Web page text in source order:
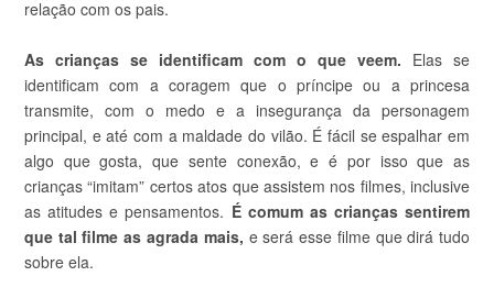
relação com os pais.
As crianças se identificam com o que veem. Elas se
identificam com a coragem que o príncipe ou a princesa
transmite, com o medo e a insegurança da personagem
principal, e até com a maldade do vilão. É fácil se espalhar em
algo que gosta, que sente conexão, e é por isso que as
crianças “imitam” certos atos que assistem nos filmes, inclusive
as atitudes e pensamentos. É comum as crianças sentirem
que tal filme as agrada mais, e será esse filme que dirá tudo
sobre ela.